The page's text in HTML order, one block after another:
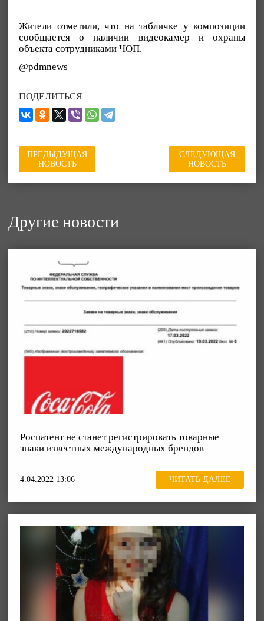
Жители отметили, что на табличке у композиции
сообщается о наличии видеокамер и охраны
объекта сотрудниками ЧОП.
@pdmnews
ПОДЕЛИТЬСЯ
ПРЕДЫДУЩАЯ
НОВОСТЬ
СЛЕДУЮЩАЯ
НОВОСТЬ
Другие новости
Роспатент не станет регистрировать товарные
знаки известных международных брендов
4.04.2022 13:06 ЧИТАТЬ ДАЛЕЕ